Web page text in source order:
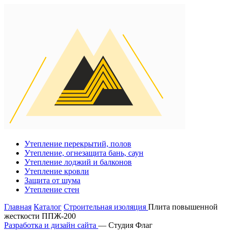
Утепление перекрытий, полов
Утепление, огнезащита бань, саун
Утепление лоджий и балконов
Утепление кровли
Защита от шума
Утепление стен
Главная Каталог Строительная изоляция Плита повышенной
жесткости ППЖ-200
Разработка и дизайн сайта — Студия Флаг